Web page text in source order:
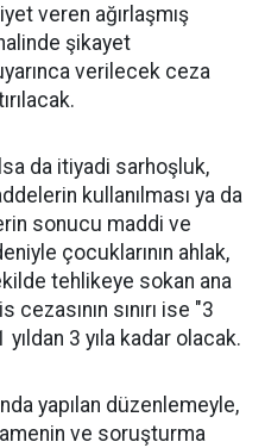
veren ağırlaşmış
şikayet
verilecek ceza
da itiyadi sarhoşluk,
kullanılması ya da
sonucu maddi ve
çocuklarının ahlak,
tehlikeye sokan ana
sınırı ise "3
3 yıla kadar olacak.
yapılan düzenlemeyle,
ve soruşturma